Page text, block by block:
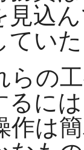
見込
てい
の
るに
作は